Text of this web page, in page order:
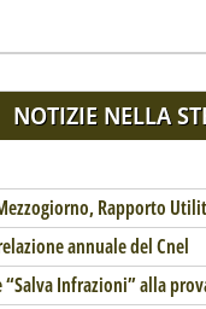
NOTIZIE NELLA
Rapporto
annuale del Cnel
“Salva Infrazioni” alla